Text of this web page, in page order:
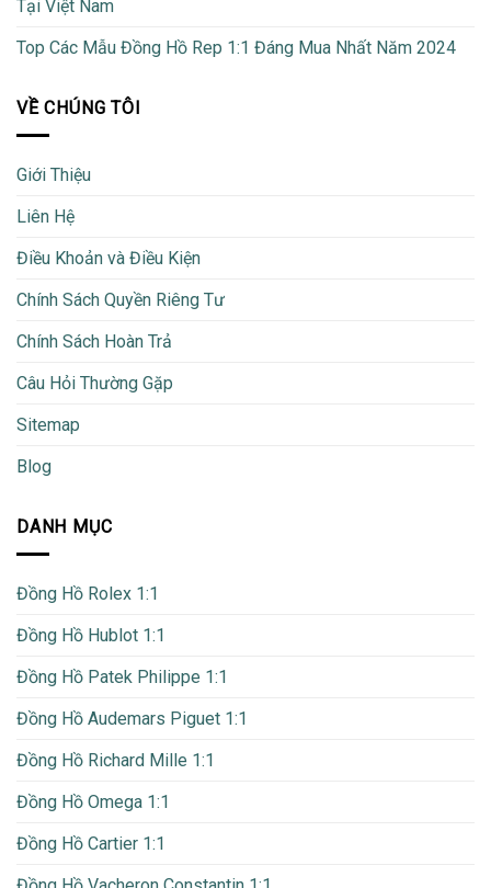
Tại Việt Nam
Top Các Mẫu Đồng Hồ Rep 1:1 Đáng Mua Nhất Năm 2024
VỀ CHÚNG TÔI
Giới Thiệu
Liên Hệ
Điều Khoản và Điều Kiện
Chính Sách Quyền Riêng Tư
Chính Sách Hoàn Trả
Câu Hỏi Thường Gặp
Sitemap
Blog
DANH MỤC
Đồng Hồ Rolex 1:1
Đồng Hồ Hublot 1:1
Đồng Hồ Patek Philippe 1:1
Đồng Hồ Audemars Piguet 1:1
Đồng Hồ Richard Mille 1:1
Đồng Hồ Omega 1:1
Đồng Hồ Cartier 1:1